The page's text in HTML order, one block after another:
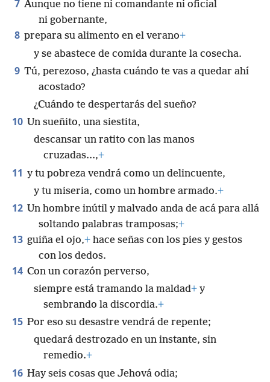
7 Aunque no tiene ni comandante ni oficial
ni gobernante,
8 prepara su alimento en el verano+
y se abastece de comida durante la cosecha.
9 Tú, perezoso, ¿hasta cuándo te vas a quedar ahí
acostado?
¿Cuándo te despertarás del sueño?
10 Un sueñito, una siestita,
descansar un ratito con las manos
cruzadas...,+
11 y tu pobreza vendrá como un delincuente,
y tu miseria, como un hombre armado.+
12 Un hombre inútil y malvado anda de acá para allá
soltando palabras tramposas;+
13 guiña el ojo,+ hace señas con los pies y gestos
con los dedos.
14 Con un corazón perverso,
siempre está tramando la maldad+ y
sembrando la discordia.+
15 Por eso su desastre vendrá de repente;
quedará destrozado en un instante, sin
remedio.+
16 Hay seis cosas que Jehová odia;